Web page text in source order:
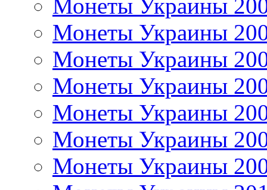
Монеты Украины
Монеты Украины
Монеты Украины
Монеты Украины
Монеты Украины
Монеты Украины
Монеты Украины